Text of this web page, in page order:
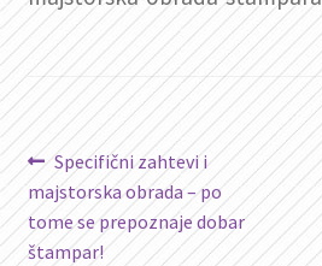
Kretanje
članka
Prethodni
članak:
Specifični zahtevi i
majstorska obrada – po
tome se prepoznaje dobar
štampar!